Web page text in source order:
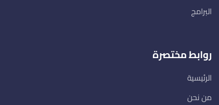
البرامج
روابط مختصرة
الرئيسية
من نحن